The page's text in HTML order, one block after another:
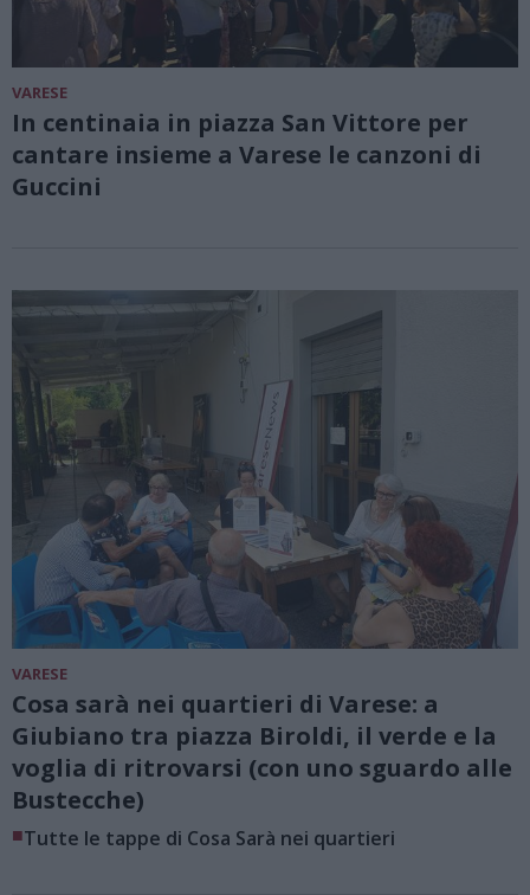
VARESE
In centinaia in piazza San Vittore per
cantare insieme a Varese le canzoni di
Guccini
VARESE
Cosa sarà nei quartieri di Varese: a
Giubiano tra piazza Biroldi, il verde e la
voglia di ritrovarsi (con uno sguardo alle
Bustecche)
■Tutte le tappe di Cosa Sarà nei quartieri